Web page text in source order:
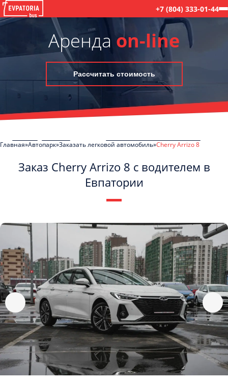
+7 (804) 333-01-44
Аренда on-line
Рассчитать стоимость
Главная Автопарк Заказать легковой автомобиль Cherry Arrizo 8
Заказ Cherry Arrizo 8 с водителем в
Евпатории
Политикой конфиденциальности
ознакомлен(а), даю согласие на